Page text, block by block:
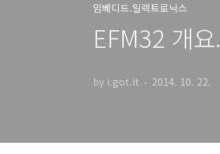
임베디드.일렉트로닉스
EFM32 개요.
by i.got.it 2014. 10. 22.